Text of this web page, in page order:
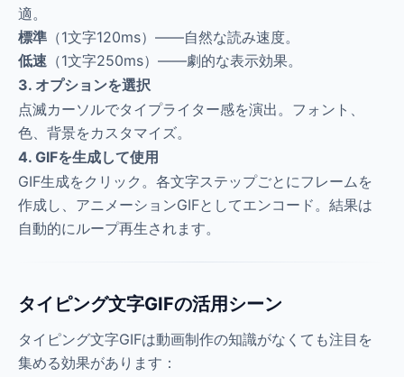
適。
標準 （1文字120ms）——自然な読み速度。
低速 （1文字250ms）——劇的な表示効果。
3. オプションを選択
点滅カーソルでタイプライター感を演出。フォント、
色、背景をカスタマイズ。
4. GIFを生成して使用
GIF生成をクリック。各文字ステップごとにフレームを
作成し、アニメーションGIFとしてエンコード。結果は
自動的にループ再生されます。
タイピング文字GIFの活用シーン
タイピング文字GIFは動画制作の知識がなくても注目を
集める効果があります：